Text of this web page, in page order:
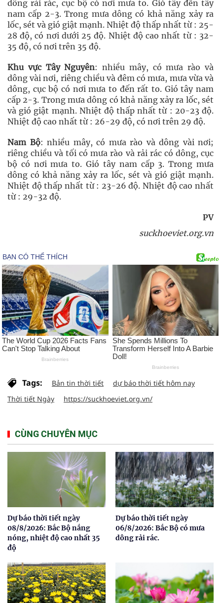
dông rải rác, cục bộ có nơi mưa to. Gió tây đến tây
nam cấp 2-3. Trong mưa dông có khả năng xảy ra
lốc, sét và gió giật mạnh. Nhiệt độ thấp nhất từ : 25-
28 độ, có nơi dưới 25 độ. Nhiệt độ cao nhất từ : 32-
35 độ, có nơi trên 35 độ.
Khu vực Tây Nguyên: nhiều mây, có mưa rào và
dông vài nơi, riêng chiều và đêm có mưa, mưa vừa và
dông, cục bộ có nơi mưa to đến rất to. Gió tây nam
cấp 2-3. Trong mưa dông có khả năng xảy ra lốc, sét
và gió giật mạnh. Nhiệt độ thấp nhất từ : 20-23 độ.
Nhiệt độ cao nhất từ : 26-29 độ, có nơi trên 29 độ.
Nam Bộ: nhiều mây, có mưa rào và dông vài nơi;
riêng chiều và tối có mưa rào và rải rác có dông, cục
bộ có nơi mưa to. Gió tây nam cấp 3. Trong mưa
dông có khả năng xảy ra lốc, sét và gió giật mạnh.
Nhiệt độ thấp nhất từ : 23-26 độ. Nhiệt độ cao nhất
từ : 29-32 độ.
PV
suckhoeviet.org.vn
Tags: Bản tin thời tiết
dự báo thời tiết hôm nay
Thời tiết Ngày
https://suckhoeviet.org.vn/
CÙNG CHUYÊN MỤC
Dự báo thời tiết ngày
08/8/2026: Bắc Bộ nắng
nóng, nhiệt độ cao nhất 35
độ
Dự báo thời tiết ngày
06/8/2026: Bắc Bộ có mưa
dông rải rác.